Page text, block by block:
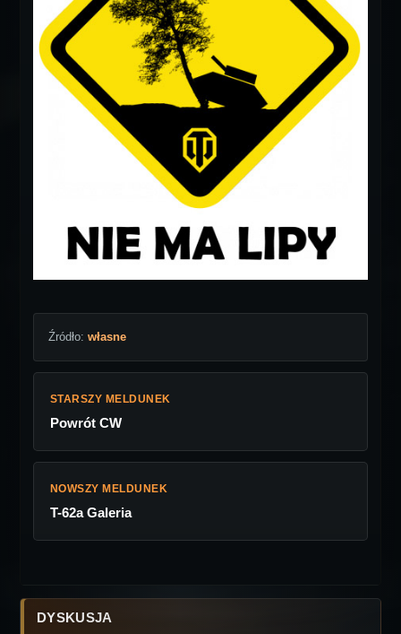
Źródło: własne
STARSZY MELDUNEK
Powrót CW
NOWSZY MELDUNEK
T-62a Galeria
DYSKUSJA